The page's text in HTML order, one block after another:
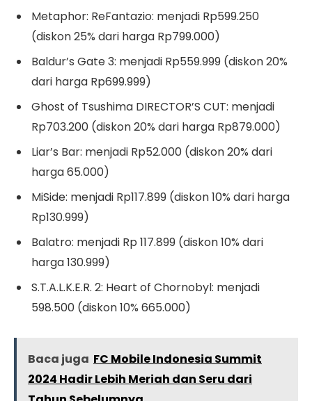
Metaphor: ReFantazio: menjadi Rp599.250
(diskon 25% dari harga Rp799.000)
Baldur’s Gate 3: menjadi Rp559.999 (diskon 20%
dari harga Rp699.999)
Ghost of Tsushima DIRECTOR’S CUT: menjadi
Rp703.200 (diskon 20% dari harga Rp879.000)
Liar’s Bar: menjadi Rp52.000 (diskon 20% dari
harga 65.000)
MiSide: menjadi Rp117.899 (diskon 10% dari harga
Rp130.999)
Balatro: menjadi Rp 117.899 (diskon 10% dari
harga 130.999)
S.T.A.L.K.E.R. 2: Heart of Chornobyl: menjadi
598.500 (diskon 10% 665.000)
Baca juga FC Mobile Indonesia Summit
2024 Hadir Lebih Meriah dan Seru dari